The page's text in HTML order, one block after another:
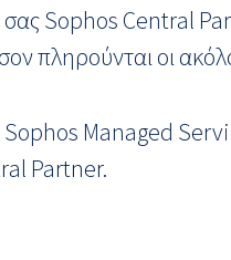
Sophos Central
πληρούνται οι
Managed
Partner.